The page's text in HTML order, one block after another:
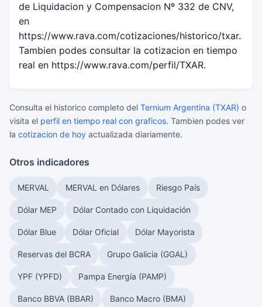
de Liquidacion y Compensacion Nº 332 de CNV,
en
https://www.rava.com/cotizaciones/historico/txar.
Tambien podes consultar la cotizacion en tiempo
real en https://www.rava.com/perfil/TXAR.
Consulta el historico completo del Ternium Argentina (TXAR) o
visita el perfil en tiempo real con graficos. Tambien podes ver
la cotizacion de hoy actualizada diariamente.
Otros indicadores
MERVAL MERVAL en Dólares Riesgo País
Dólar MEP Dólar Contado con Liquidación
Dólar Blue Dólar Oficial Dólar Mayorista
Reservas del BCRA Grupo Galicia (GGAL)
YPF (YPFD) Pampa Energía (PAMP)
Banco BBVA (BBAR) Banco Macro (BMA)